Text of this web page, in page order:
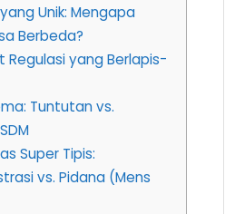
Unik: Mengapa
Berbeda?
Regulasi yang Berlapis-
Tuntutan vs.
Super Tipis:
vs. Pidana (Mens